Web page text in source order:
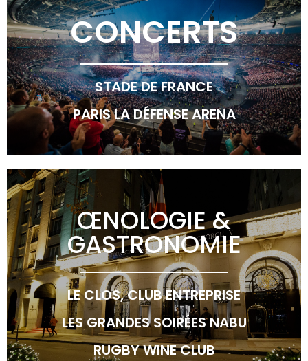
CONCERTS
STADE DE FRANCE
PARIS LA DÉFENSE ARENA
ŒNOLOGIE &
GASTRONOMIE
LE CLOS, CLUB ENTREPRISE
LES GRANDES SOIRÉES NABU
RUGBY WINE CLUB